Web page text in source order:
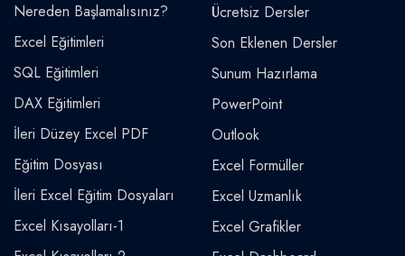
Nereden Başlamalısınız?
Excel Eğitimleri
SQL Eğitimleri
DAX Eğitimleri
İleri Düzey Excel PDF
Eğitim Dosyası
İleri Excel Eğitim Dosyaları
Excel Kısayolları-1
Ücretsiz Dersler
Son Eklenen Dersler
Sunum Hazırlama
PowerPoint
Outlook
Excel Formüller
Excel Uzmanlık
Excel Grafikler